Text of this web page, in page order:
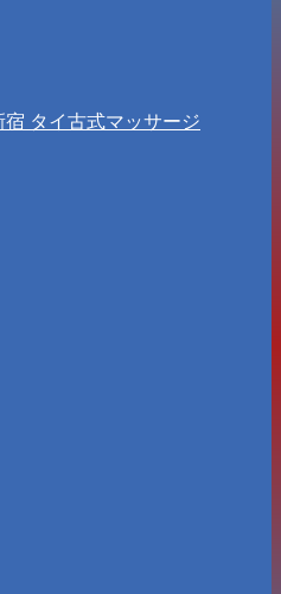
タイ古式マッサージ